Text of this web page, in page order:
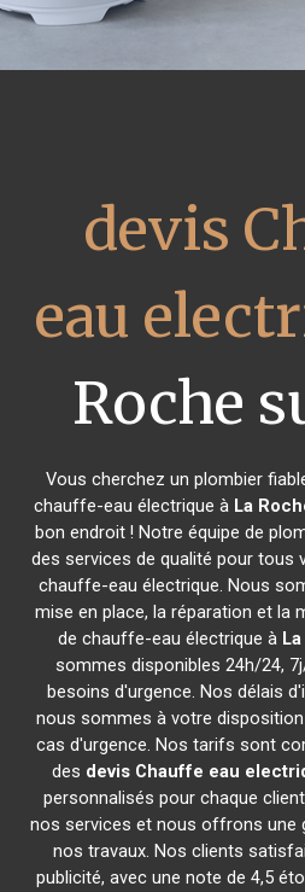
devis
eau
Roche
Vous cherchez un plombier
chauffe-eau électrique à La
bon endroit ! Notre équipe de
des services de qualité pour tous
chauffe-eau électrique. Nous
mise en place, la réparation et la
de chauffe-eau électrique à
sommes disponibles 24h/24,
besoins d'urgence. Nos délais
nous sommes à votre
cas d'urgence. Nos tarifs sont
des devis Chauffe eau
personnalisés pour chaque
nos services et nous offrons une
nos travaux. Nos clients
publicité, avec une note de 4,5